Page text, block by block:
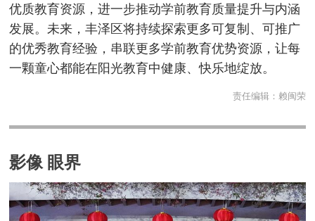
优质教育资源，进一步推动学前教育质量提升与内涵
发展。未来，丰泽区将持续探索更多可复制、可推广
的优秀教育经验，串联更多学前教育优势资源，让每
一颗童心都能在阳光教育中健康、快乐地绽放。
责任编辑： 赖闽荣
影像 眼界